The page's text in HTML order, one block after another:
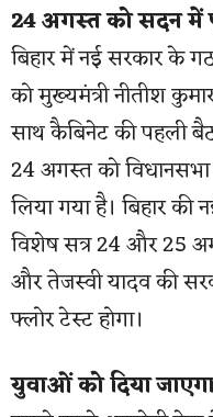
24 अगस्त को सदन में
बिहार में नई सरकार के
को मुख्यमंत्री नीतीश
साथ कैबिनेट की पहली
24 अगस्त को
लिया गया है। बिहार की
विशेष सत्र 24 और 25
और तेजस्वी यादव की
फ्लोर टेस्ट होगा।
युवाओं को दिया